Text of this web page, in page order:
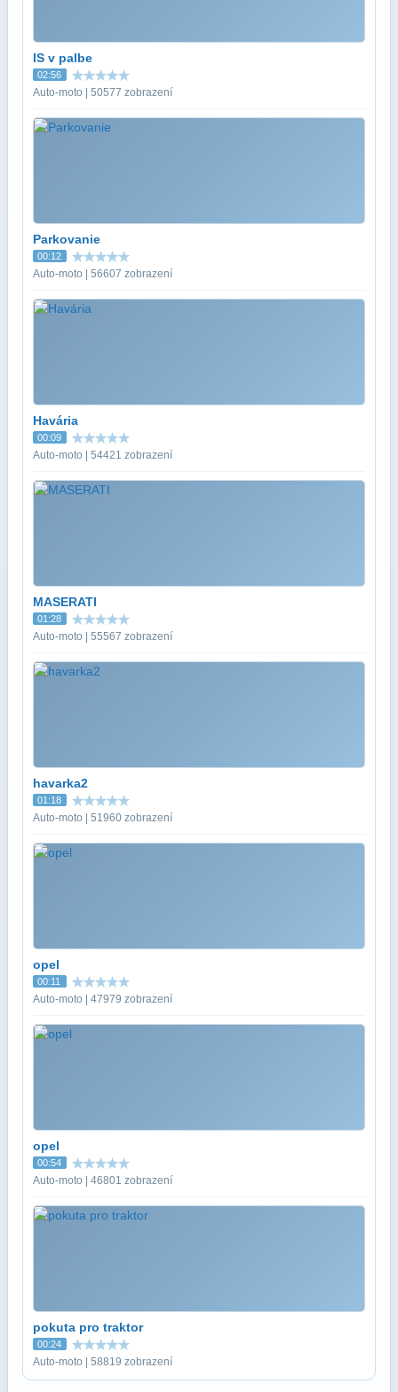
IS v palbe
02:56
Auto-moto | 50577 zobrazení
Parkovanie
00:12
Auto-moto | 56607 zobrazení
Havária
00:09
Auto-moto | 54421 zobrazení
MASERATI
01:28
Auto-moto | 55567 zobrazení
havarka2
01:18
Auto-moto | 51960 zobrazení
opel
00:11
Auto-moto | 47979 zobrazení
opel
00:54
Auto-moto | 46801 zobrazení
pokuta pro traktor
00:24
Auto-moto | 58819 zobrazení